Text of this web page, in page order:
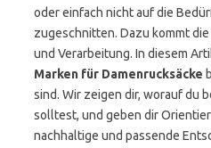
oder einfach nicht auf die
zugeschnitten. Dazu kommt
und Verarbeitung. In diesem
Marken für Damenrucksäcke
sind. Wir zeigen dir, worauf du
solltest, und geben dir
nachhaltige und passende